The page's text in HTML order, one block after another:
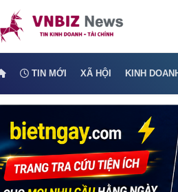
TIN MỚI XÃ HỘI KINH